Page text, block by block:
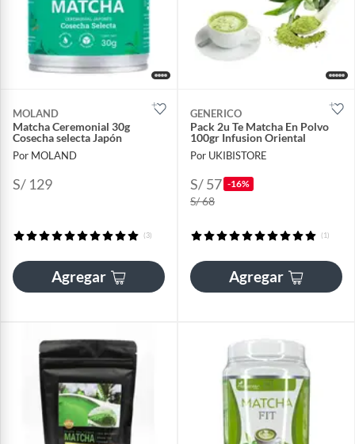
MOLAND
Matcha Ceremonial 30g
Cosecha selecta Japón
Por MOLAND
S/ 129
(3)
Agregar
GENERICO
Pack 2u Te Matcha En Polvo
100gr Infusion Oriental
Por UKIBISTORE
S/ 57 -16%
S/ 68
(1)
Agregar